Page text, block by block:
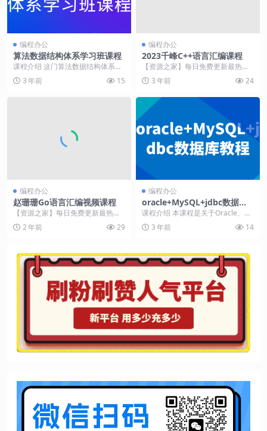
编程办公
算法数据结构体系学习班课程
课程介绍 这门算法数据结构体系学
习班课程是为初学者设计的，旨在
帮助学员掌握基本的...
3 年前 15
编程办公
2023千峰C++语言汇编课程
【资源之家】每日免费更新最热门
的副业项目资源 课程介绍 "2023千
峰...3 年前 24
编程办公
赵珊珊Go语言汇编视频课程
【资源之家】每日免费更新最热门
的副业项目资源 课程介绍 本课程由
赵珊珊老师倾情打...
2 年前 29
编程办公
oracle+MySQL+jdbc数据库
教程
课程介绍 本课程是关于Oracle、M
ySQL和JDBC数据库的培训课程。通
过学...3 年前 14